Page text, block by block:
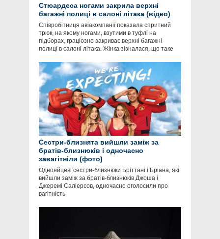
Стюардеса ногами закрила верхні
багажні полиці в салоні літака (відео)
Співробітниця авіакомпанії показала спритний
трюк, на якому ногами, взутими в туфлі на
підборах, граціозно закриває верхні багажні
полиці в салоні літака. Жінка зізналася, що таке
Сестри-близнята вийшли заміж за
братів-близнюків і одночасно
завагітніли (фото)
Однояйцеві сестри-близнюки Бріттані і Бріана, які
вийшли заміж за братів-близнюків Джоша і
Джеремі Саліерсов, одночасно оголосили про
вагітність